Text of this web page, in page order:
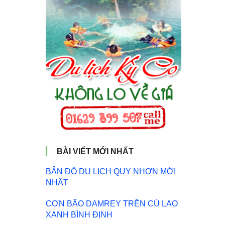
BÀI VIẾT MỚI NHẤT
BẢN ĐỒ DU LỊCH QUY NHƠN MỚI
NHẤT
CƠN BÃO DAMREY TRÊN CÙ LAO
XANH BÌNH ĐỊNH